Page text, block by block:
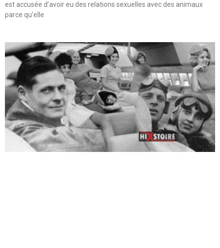
est accusée d’avoir eu des relations sexuelles avec des animaux
parce qu’elle